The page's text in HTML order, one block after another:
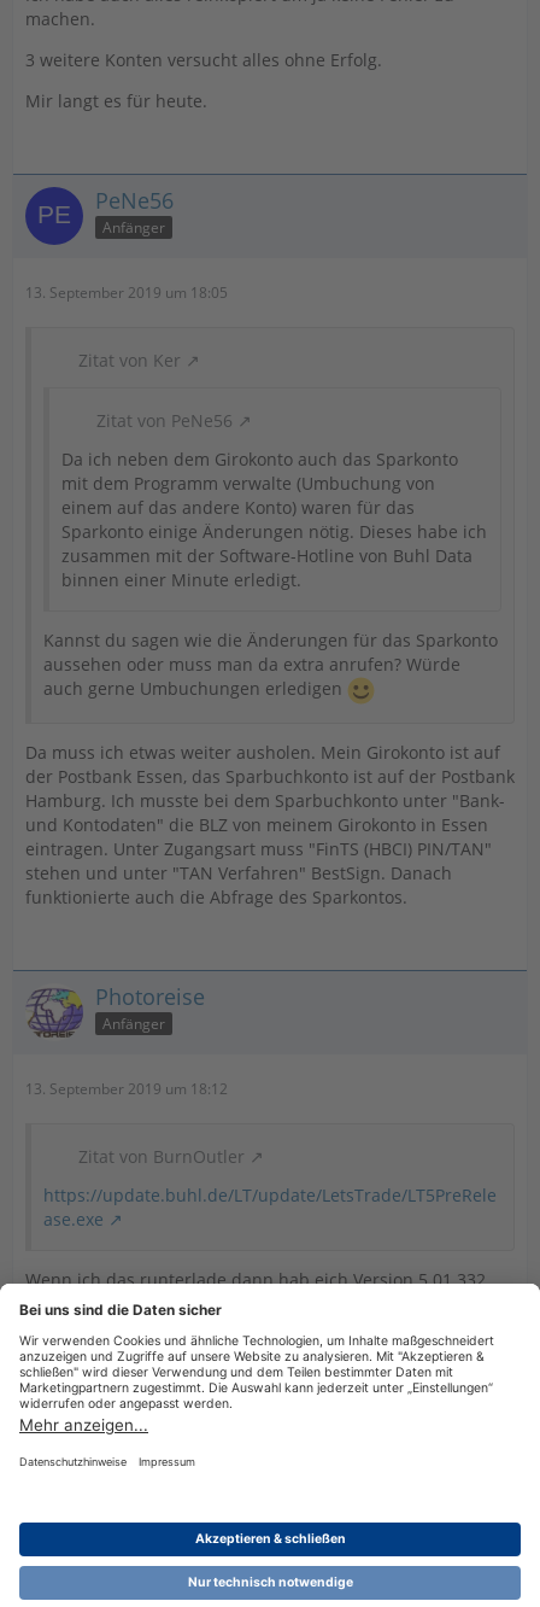
machen.
3 weitere Konten versucht alles ohne Erfolg.
Mir langt es für heute.
PeNe56
Anfänger
13. September 2019 um 18:05
Zitat von Ker
Zitat von PeNe56
Da ich neben dem Girokonto auch das Sparkonto
mit dem Programm verwalte (Umbuchung von
einem auf das andere Konto) waren für das
Sparkonto einige Änderungen nötig. Dieses habe ich
zusammen mit der Software-Hotline von Buhl Data
binnen einer Minute erledigt.
Kannst du sagen wie die Änderungen für das Sparkonto
aussehen oder muss man da extra anrufen? Würde
auch gerne Umbuchungen erledigen
Da muss ich etwas weiter ausholen. Mein Girokonto ist auf
der Postbank Essen, das Sparbuchkonto ist auf der Postbank
Hamburg. Ich musste bei dem Sparbuchkonto unter "Bank-
und Kontodaten" die BLZ von meinem Girokonto in Essen
eintragen. Unter Zugangsart muss "FinTS (HBCI) PIN/TAN"
stehen und unter "TAN Verfahren" BestSign. Danach
funktionierte auch die Abfrage des Sparkontos.
Photoreise
Anfänger
13. September 2019 um 18:12
Zitat von BurnOutler
https://update.buhl.de/LT/update/LetsTrade/LT5PreRele
ase.exe
Wenn ich das runterlade dann hab eich Version 5.01.332
auf meinem Rechner. Habe keine Fehlermeldung oder so
Nutzungsbestimmungen Cookie-Einstellungen